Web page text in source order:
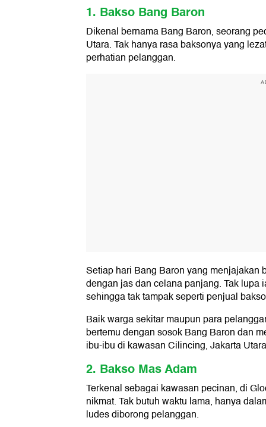
1. Bakso Bang Baron
Dikenal bernama Bang Baron, seorang
Utara. Tak hanya rasa baksonya yang
perhatian pelanggan.
Setiap hari Bang Baron yang menjajakan
dengan jas dan celana panjang. Tak
sehingga tak tampak seperti penjual
Baik warga sekitar maupun para
bertemu dengan sosok Bang Baron dan
ibu-ibu di kawasan Cilincing, Jakarta
2. Bakso Mas Adam
Terkenal sebagai kawasan pecinan, di
nikmat. Tak butuh waktu lama, hanya
ludes diborong pelanggan.